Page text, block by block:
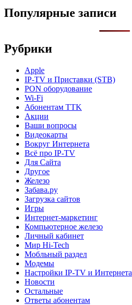
Популярные записи
Рубрики
Apple
IP-TV и Приставки (STB)
PON оборудование
Wi-Fi
Абонентам TTK
Акции
Ваши вопросы
Видеокарты
Вокруг Интернета
Всё про IP-TV
Для Сайта
Другое
Железо
Забава.ру
Загрузка сайтов
Игры
Интернет-маркетинг
Компьютерное железо
Личный кабинет
Мир Hi-Tech
Мобльный раздел
Модемы
Настройки IP-TV и Интернета
Новости
Остальные
Ответы абонентам